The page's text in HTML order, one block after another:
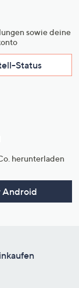
sowie deine
Status
herunterladen
Android